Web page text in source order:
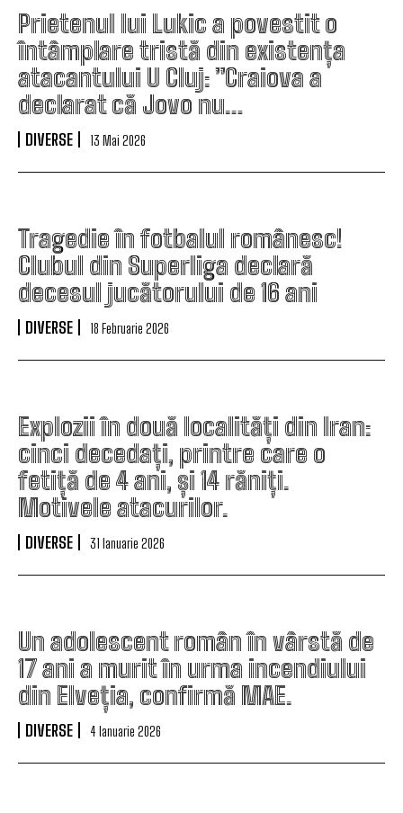
Prietenul lui Lukic a povestit o
întâmplare tristă din existența
atacantului U Cluj: ”Craiova a
declarat că Jovo nu…
DIVERSE 13 Mai 2026
Tragedie în fotbalul românesc!
Clubul din Superliga declară
decesul jucătorului de 16 ani
DIVERSE 18 Februarie 2026
Explozii în două localități din Iran:
cinci decedați, printre care o
fetiță de 4 ani, și 14 răniți.
Motivele atacurilor.
DIVERSE 31 Ianuarie 2026
Un adolescent român în vârstă de
17 ani a murit în urma incendiului
din Elveția, confirmă MAE.
DIVERSE 4 Ianuarie 2026